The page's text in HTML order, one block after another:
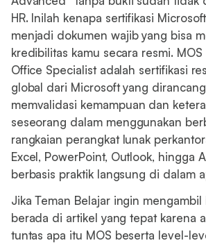
HR. Inilah kenapa sertifikasi
menjadi dokumen wajib yang bisa
kredibilitas kamu secara resmi.
Office Specialist adalah sertifikasi
global dari Microsoft yang
memvalidasi kemampuan dan
seseorang dalam menggunakan
rangkaian perangkat lunak
Excel, PowerPoint, Outlook, hingga
berbasis praktik langsung di dalam
Jika Teman Belajar ingin mengambil
berada di artikel yang tepat karena
tuntas apa itu MOS beserta level-